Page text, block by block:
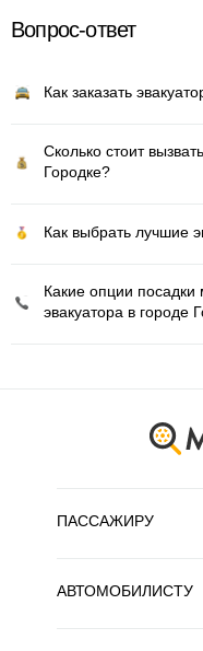
Вопрос-ответ
Как заказать
Сколько стоит
Городке?
Как выбрать лучшие
Какие опции посадки
эвакуатора в городе
ПАССАЖИРУ
АВТОМОБИЛИСТУ